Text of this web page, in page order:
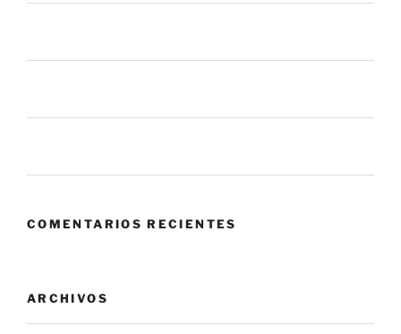
COMENTARIOS RECIENTES
ARCHIVOS